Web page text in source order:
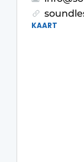
KAART